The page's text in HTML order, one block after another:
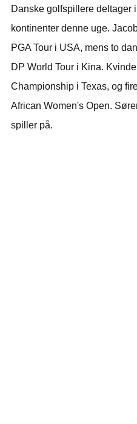
Danske golfspillere deltager
kontinenter denne uge.
PGA Tour i USA, mens to
DP World Tour i Kina.
Championship i Texas, og
African Women's Open.
spiller på.